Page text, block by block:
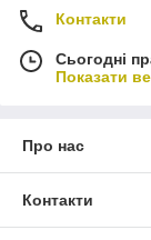
Контакти
Сьогодні
Показати
Про нас
Контакти